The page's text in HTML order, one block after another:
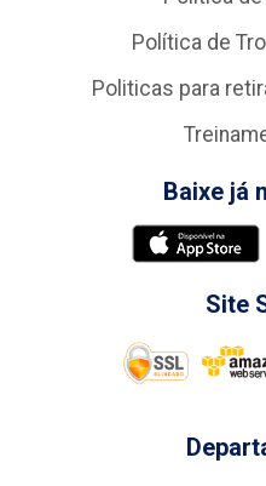
Política de
Politicas para
Baixe já
Site